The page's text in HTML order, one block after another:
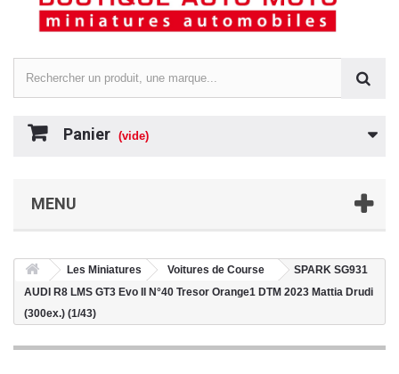
Panier (vide)
MENU
Les Miniatures Voitures de Course
SPARK SG931
AUDI R8 LMS GT3 Evo II N°40 Tresor Orange1 DTM 2023 Mattia Drudi
(300ex.) (1/43)